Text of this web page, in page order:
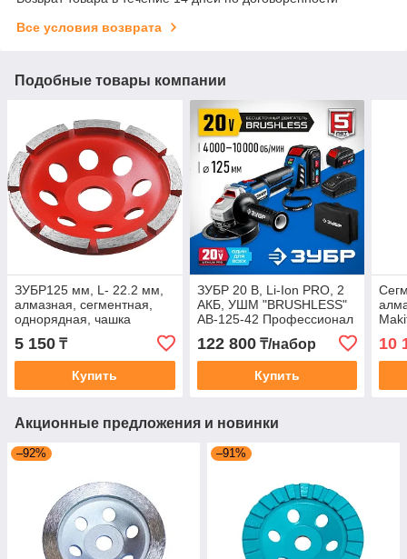
Все условия возврата
Подобные товары компании
ЗУБР125 мм, L- 22.2 мм,
алмазная, сегментная,
однорядная, чашка
шлифовальная по бетону
33377-125
5 150 ₸
Купить
ЗУБР 20 В, Li-Ion PRO, 2
АКБ, УШМ "BRUSHLESS"
AB-125-42 Профессионал
122 800₸/набор
Купить
10
Акционные предложения и новинки
–92% –91%